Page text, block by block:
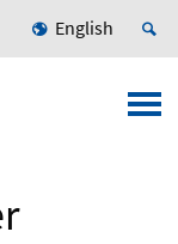
English